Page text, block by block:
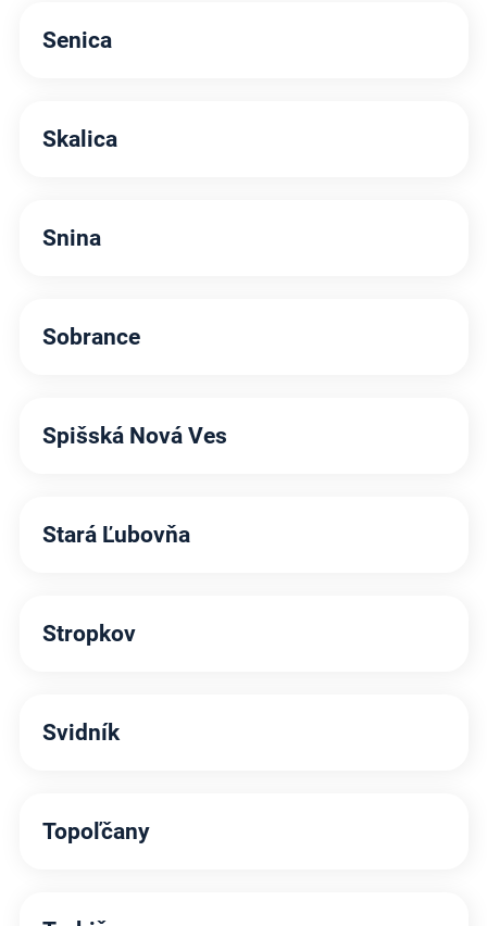
Senica
Skalica
Snina
Sobrance
Spišská Nová Ves
Stará Ľubovňa
Stropkov
Svidník
Topoľčany